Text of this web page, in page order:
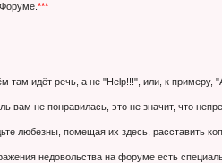
***
там идёт речь, а не "Help!!!", или, к примеру,
вам не понравилась, это не значит, что
любезны, помещая их здесь, расставить
недовольства на форуме есть